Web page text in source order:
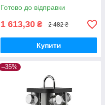
(Кругла)
Готово до відправки
1 613,30 ₴ 2 482 ₴
Купити
–35%